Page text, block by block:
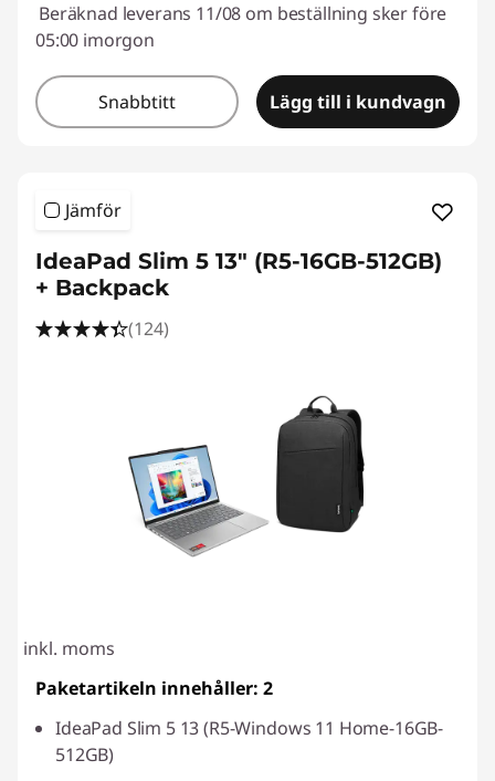
Beräknad leverans 11/08 om beställning sker före
05:00 imorgon
Snabbtitt Lägg till i kundvagn
Jämför
IdeaPad Slim 5 13" (R5-16GB-512GB)
+ Backpack
(124)
inkl. moms
Paketartikeln innehåller: 2
IdeaPad Slim 5 13 (R5-Windows 11 Home-16GB-
512GB)